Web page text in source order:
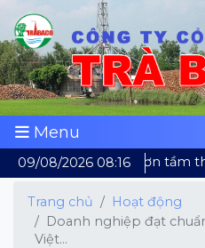
Menu
09/08/2026 08:16
Dừa Việt Nam vươn tầm thế
Trang chủ
Hoạt động
Doanh nghiệp đạt
Việt...